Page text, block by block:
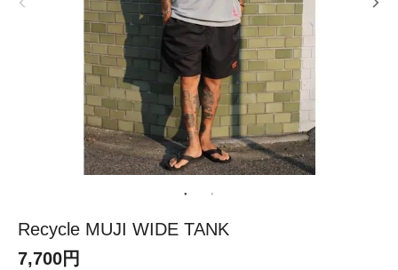
Recycle MUJI WIDE TANK
7,700円